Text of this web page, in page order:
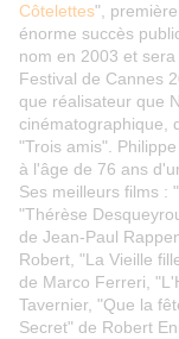
Côtelettes",
énorme succès
nom en 2003 et
Festival de Cannes
que réalisateur que
cinématographique,
"Trois amis".
à l'âge de 76 ans
Ses meilleurs films :
"Thérèse
de Jean-Paul
Robert, "La Vieille
de Marco Ferreri,
Tavernier, "Que la
Secret" de Robert